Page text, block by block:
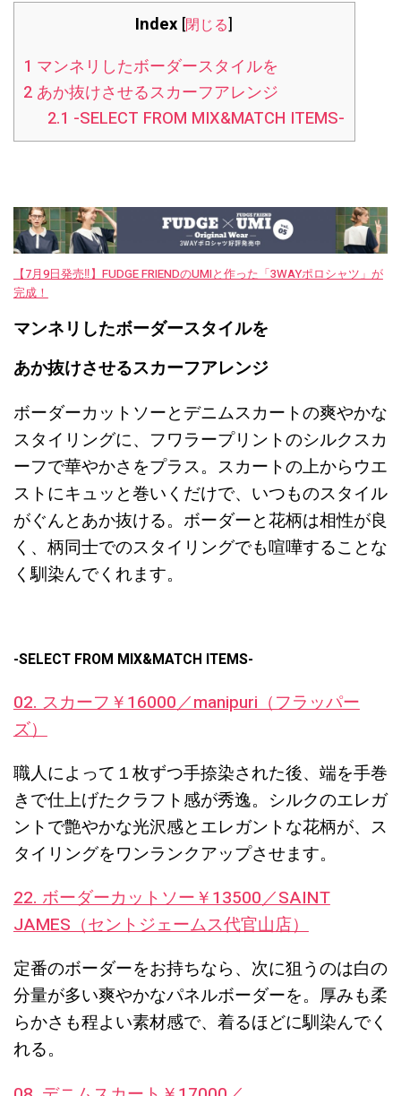
Index [閉じる]
1 マンネリしたボーダースタイルを
2あか抜けさせるスカーフアレンジ
2.1 -SELECT FROM MIX&MATCH ITEMS-
【7月9日発売‼︎】FUDGE FRIENDのUMIと作った「3WAYポロシャツ」が
完成！
マンネリしたボーダースタイルを
あか抜けさせるスカーフアレンジ
ボーダーカットソーとデニムスカートの爽やかな
スタイリングに、フワラープリントのシルクスカ
ーフで華やかさをプラス。スカートの上からウエ
ストにキュッと巻いくだけで、いつものスタイル
がぐんとあか抜ける。ボーダーと花柄は相性が良
く、柄同士でのスタイリングでも喧嘩することな
く馴染んでくれます。
-SELECT FROM MIX&MATCH ITEMS-
02. スカーフ￥16000／manipuri（フラッパー
ズ）
職人によって１枚ずつ手捺染された後、端を手巻
きで仕上げたクラフト感が秀逸。シルクのエレガ
ントで艶やかな光沢感とエレガントな花柄が、ス
タイリングをワンランクアップさせます。
22. ボーダーカットソー￥13500／SAINT
JAMES（セントジェームス代官山店）
定番のボーダーをお持ちなら、次に狙うのは白の
分量が多い爽やかなパネルボーダーを。厚みも柔
らかさも程よい素材感で、着るほどに馴染んでく
れる。